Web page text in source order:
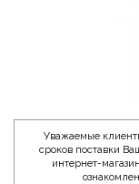
Уважаемые
сроков поставки
интернет-